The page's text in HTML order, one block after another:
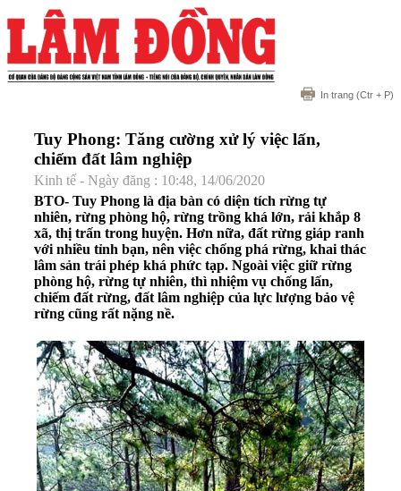
In trang (Ctr + P)
Tuy Phong: Tăng cường xử lý việc lấn,
chiếm đất lâm nghiệp
Kinh tế - Ngày đăng : 10:48, 14/06/2020
BTO- Tuy Phong là địa bàn có diện tích rừng tự
nhiên, rừng phòng hộ, rừng trồng khá lớn, rải khắp 8
xã, thị trấn trong huyện. Hơn nữa, đất rừng giáp ranh
với nhiều tỉnh bạn, nên việc chống phá rừng, khai thác
lâm sản trái phép khá phức tạp. Ngoài việc giữ rừng
phòng hộ, rừng tự nhiên, thì nhiệm vụ chống lấn,
chiếm đất rừng, đất lâm nghiệp của lực lượng bảo vệ
rừng cũng rất nặng nề.